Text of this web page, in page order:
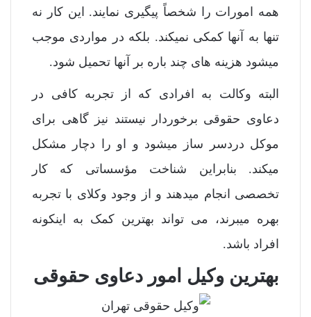
همه امورات را شخصاً پیگیری نمایند. این کار نه
تنها به آنها کمکی نمیکند. بلکه در مواردی موجب
میشود هزینه های چند باره بر آنها تحمیل شود.
البته وکالت به افرادی که از تجربه کافی در
دعاوی حقوقی برخوردار نیستند نیز گاهی برای
موکل دردسر ساز میشود و او را دچار مشکل
میکند. بنابراین شناخت مؤسساتی که کار
تخصصی انجام میدهند و از وجود وکلای با تجربه
بهره میبرند، می تواند بهترین کمک به اینکونه
افراد باشد.
بهترین وکیل امور دعاوی حقوقی